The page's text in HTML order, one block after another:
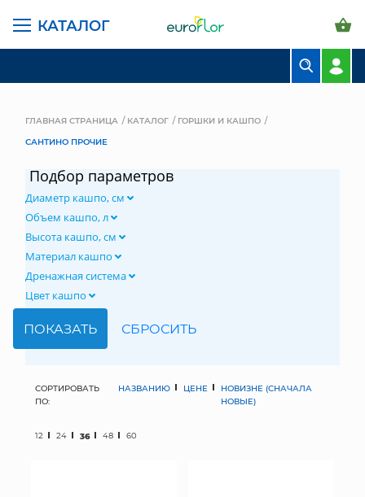
КАТАЛОГ
СВАДЕБНАЯ ФЛОРИСТИКА
МЯГКИЕ ИГРУШКИ
ГЛАВНАЯ СТРАНИЦА КАТАЛОГ
ГОРШКИ И КАШПО
САНТИНО ПРОЧИЕ
Подбор параметров
Диаметр кашпо, см
Объем кашпо, л
Высота кашпо, см
Материал кашпо
Дренажная система
Цвет кашпо
СОРТИРОВАТЬ
ПО:
НАЗВАНИЮ ЦЕНЕ
НОВИЗНЕ (СНАЧАЛА
НОВЫЕ)
12 24 36 48 60